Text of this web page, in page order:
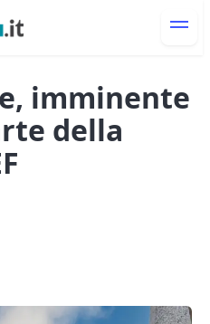
imminente
della